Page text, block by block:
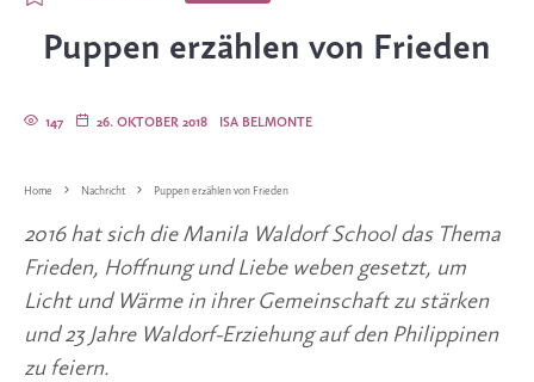
Puppen erzählen von Frieden
ISA BELMONTE
26. OKTOBER 2018
147
Home Nachricht Puppen erzählen von Frieden
2016 hat sich die Manila Waldorf School das Thema
Frieden, Hoffnung und Liebe weben gesetzt, um
Licht und Wärme in ihrer Gemeinschaft zu stärken
und 23 Jahre Waldorf-Erziehung auf den Philippinen
zu feiern.